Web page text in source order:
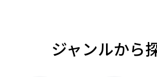
ジャンルから